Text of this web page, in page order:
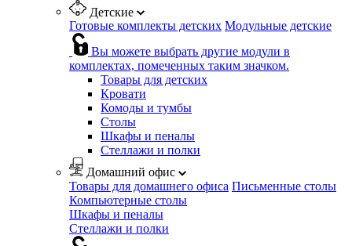
Детские
Готовые комплекты детских Модульные детские
Вы можете выбрать другие модули в
комплектах, помеченных таким значком.
Товары для детских
Кровати
Комоды и тумбы
Столы
Шкафы и пеналы
Стеллажи и полки
Домашний офис
Товары для домашнего офиса Письменные столы
Компьютерные столы
Шкафы и пеналы
Стеллажи и полки